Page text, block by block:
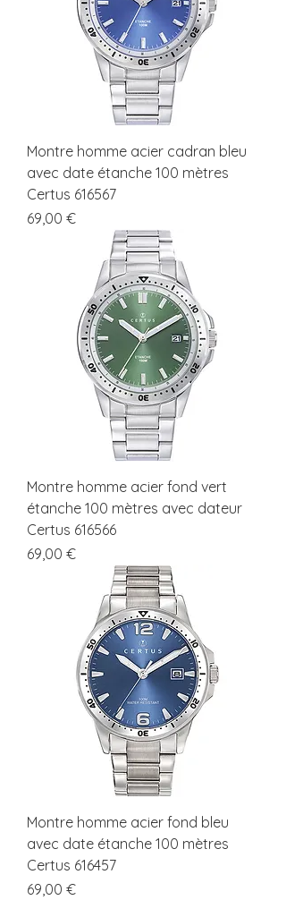
Montre homme acier cadran bleu
avec date étanche 100 mètres
Certus 616567
Prix
69,00 €
Montre homme acier fond vert
étanche 100 mètres avec dateur
Certus 616566
Prix
69,00 €
Montre homme acier fond bleu
avec date étanche 100 mètres
Certus 616457
Prix
69,00 €